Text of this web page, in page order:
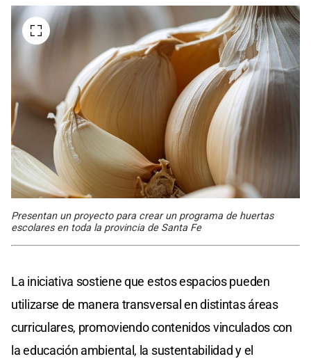
Presentan un proyecto para crear un programa de huertas
escolares en toda la provincia de Santa Fe
La iniciativa sostiene que estos espacios pueden
utilizarse de manera transversal en distintas áreas
curriculares, promoviendo contenidos vinculados con
la educación ambiental, la sustentabilidad y el